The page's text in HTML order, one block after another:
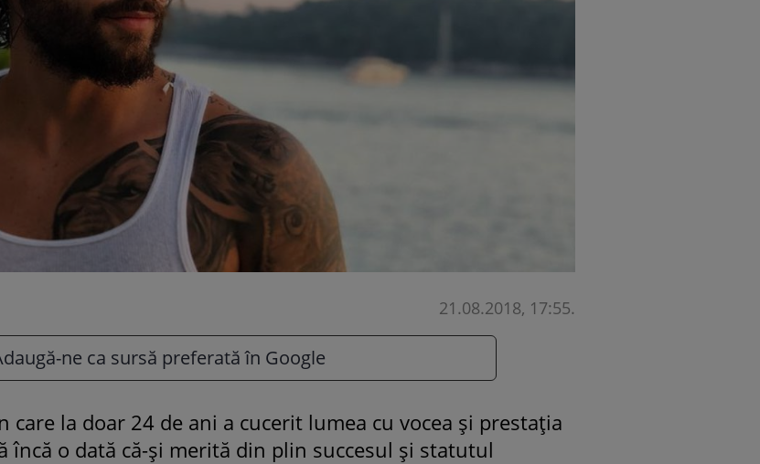
21.08.2018, 17:55.
ne ca sursă preferată în Google
la doar 24 de ani a cucerit lumea cu vocea și prestația
încă o dată că-și merită din plin succesul și statutul